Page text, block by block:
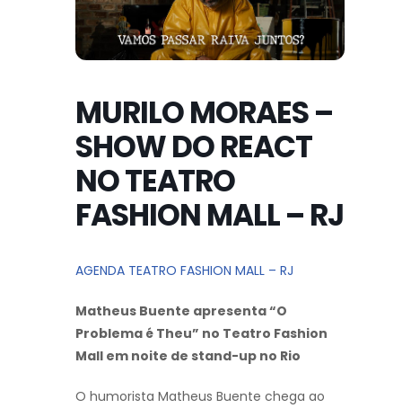
MURILO MORAES –
SHOW DO REACT
NO TEATRO
FASHION MALL – RJ
AGENDA TEATRO FASHION MALL – RJ
Matheus Buente apresenta “O
Problema é Theu” no Teatro Fashion
Mall em noite de stand-up no Rio
O humorista Matheus Buente chega ao